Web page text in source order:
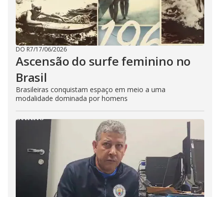
DO R7/17/06/2026
Ascensão do surfe feminino no
Brasil
Brasileiras conquistam espaço em meio a uma
modalidade dominada por homens